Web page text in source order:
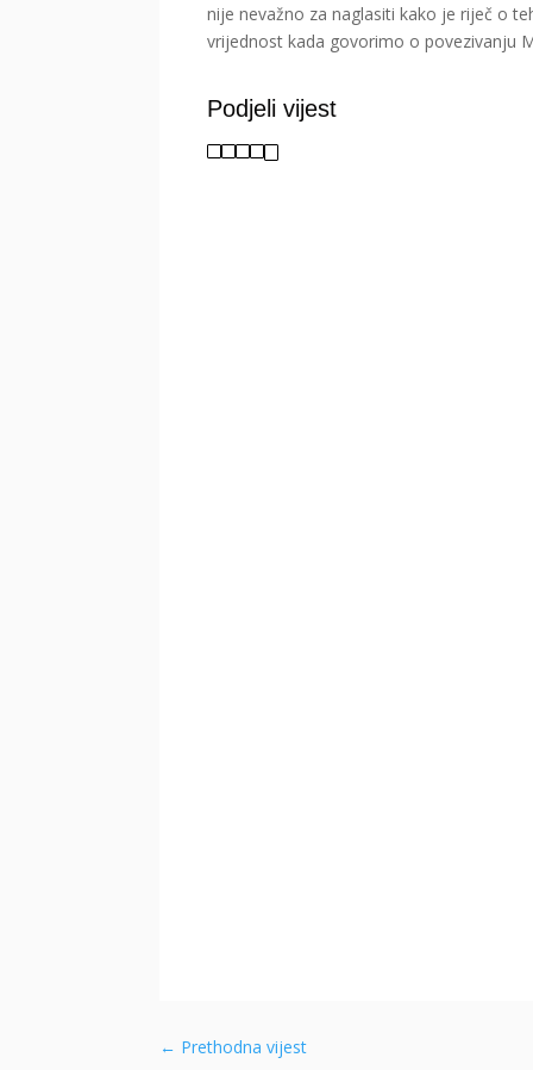
nije nevažno za naglasiti kako je riječ o
vrijednost kada govorimo o povezivanju
Podjeli vijest
← Prethodna vijest